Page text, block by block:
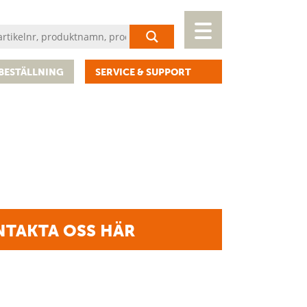
SERVICE & SUPPORT
OSS HÄR